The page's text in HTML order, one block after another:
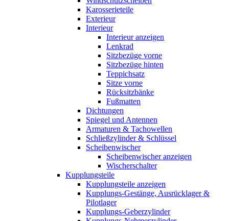
Karosserieteile
Exterieur
Interieur
Interieur anzeigen
Lenkrad
Sitzbezüge vorne
Sitzbezüge hinten
Teppichsatz
Sitze vorne
Rücksitzbänke
Fußmatten
Dichtungen
Spiegel und Antennen
Armaturen & Tachowellen
Schließzylinder & Schlüssel
Scheibenwischer
Scheibenwischer anzeigen
Wischerschalter
Kupplungsteile
Kupplungsteile anzeigen
Kupplungs-Gestänge, Ausrücklager &
Pilotlager
Kupplungs-Geberzylinder